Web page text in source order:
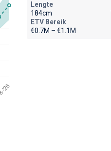
Lengte
184cm
ETV Bereik
€0.7M – €1.1M